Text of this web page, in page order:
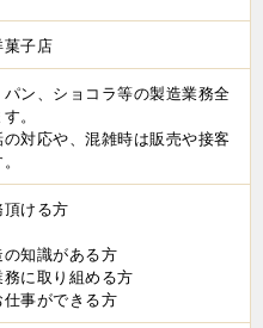
子店
ン、ショコラ等の製造業務全
。
対応や、混雑時は販売や接客
ける方
知識がある方
に取り組める方
事ができる方